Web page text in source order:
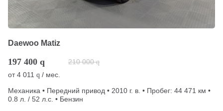
Daewoo Matiz
197 400 q 210 000 q
от4 011 q / мес.
Механика • Передний привод • 2010 г. в. • Пробег: 44 471 км •
0.8 л. / 52 л.с. • Бензин